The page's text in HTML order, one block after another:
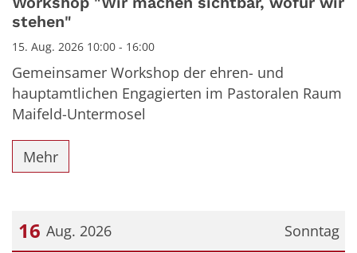
stehen"
15. Aug. 2026 10:00 - 16:00
Gemeinsamer Workshop der ehren- und
hauptamtlichen Engagierten im Pastoralen Raum
Maifeld-Untermosel
Mehr
Sonntag
16 Aug. 2026